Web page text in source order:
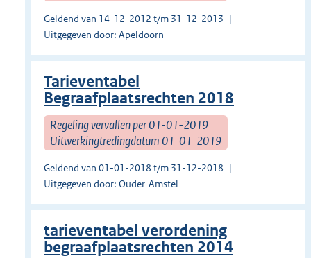
Geldend van 14-12-2012 t/m 31-12-2013
Uitgegeven door: Apeldoorn
Tarieventabel
Begraafplaatsrechten 2018
Regeling vervallen per 01-01-2019
Uitwerkingtredingdatum 01-01-2019
Geldend van 01-01-2018 t/m 31-12-2018
Uitgegeven door: Ouder-Amstel
tarieventabel verordening
begraafplaatsrechten 2014